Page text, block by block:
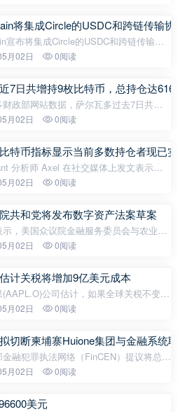
将集成Circle的USDC和跨链传输
宣布将集成Circle的USDC和跨链传输协
，Circle正在将World Chain持有的所有现
月02日 0阅读
7日共增持9枚比特币，总持仓达
政部网站数据，萨尔瓦多过去7日共增
，目前比特币持仓达6165.18枚，总价值
月02日 0阅读
特币指标显示当前多数持仓者现已
分析师 Axel 在社交媒体上发文表示，
实 MVRV（市值/实现价值比率）重返正
市价。恐慌性抛售压力正
月02日 0阅读
共和党将发布数字资产法案草案
，美国众议院金融服务委员会与农业委
高层将在5月6日听证会前公布一份讨论
过的《21世纪金
月02日 0阅读
计关税将增加9亿美元成本
(AAPL.O)公司估计，如果全球关税不变，
季的成本将增加约9亿美元。苹果
链和库存，苹果公司认为关税对
月02日 0阅读
切断柬埔寨Huione集团与金融系统
金融犯罪执法网络（FinCEN）提议将总部
Huione集团切断出美国金融系统，理由
的运营是“网络
月02日 0阅读
美元